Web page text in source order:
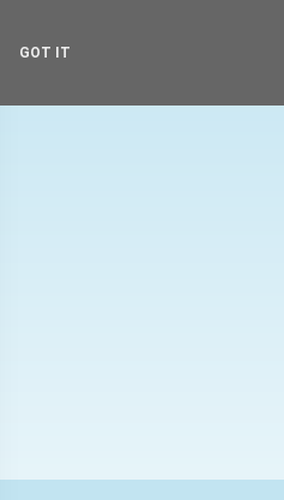
GOT IT